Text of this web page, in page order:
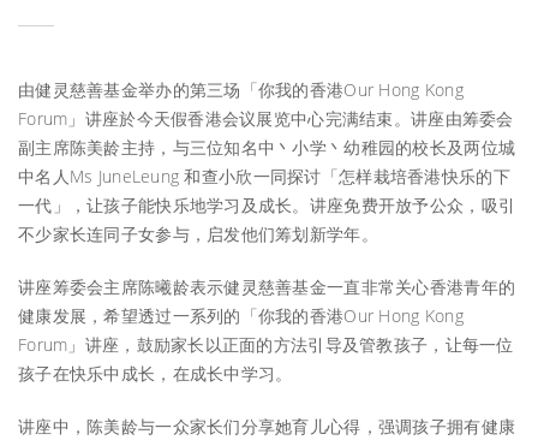
由健灵慈善基金举办的第三场「你我的香港Our Hong Kong
Forum」讲座於今天假香港会议展览中心完满结束。讲座由筹委会
副主席陈美龄主持，与三位知名中丶小学丶幼稚园的校长及两位城
中名人Ms JuneLeung 和查小欣一同探讨「怎样栽培香港快乐的下
一代」，让孩子能快乐地学习及成长。讲座免费开放予公众，吸引
不少家长连同子女参与，启发他们筹划新学年。
讲座筹委会主席陈曦龄表示健灵慈善基金一直非常关心香港青年的
健康发展，希望透过一系列的「你我的香港Our Hong Kong
Forum」讲座，鼓励家长以正面的方法引导及管教孩子，让每一位
孩子在快乐中成长，在成长中学习。
讲座中，陈美龄与一众家长们分享她育儿心得，强调孩子拥有健康